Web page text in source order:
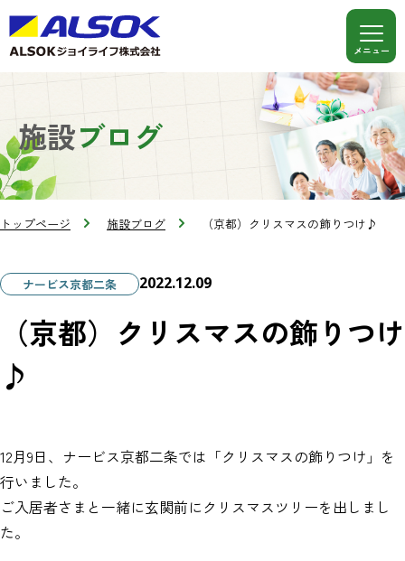
施設ブログ
トップページ 施設ブログ （京都）クリスマスの飾りつけ♪
ナービス京都二条 2022.12.09
（京都）クリスマスの飾りつけ
♪
12月9日、ナービス京都二条では「クリスマスの飾りつけ」を
行いました。
ご入居者さまと一緒に玄関前にクリスマスツリーを出しまし
た。